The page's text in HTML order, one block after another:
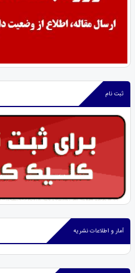
ثبت نام
آمار و اطلاعات نشریه